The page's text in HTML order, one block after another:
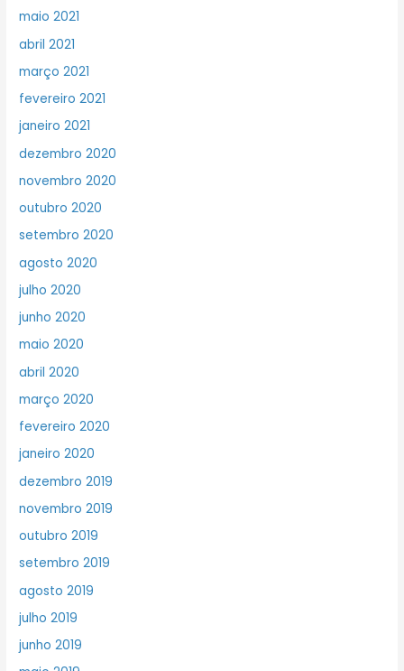
maio 2021
abril 2021
março 2021
fevereiro 2021
janeiro 2021
dezembro 2020
novembro 2020
outubro 2020
setembro 2020
agosto 2020
julho 2020
junho 2020
maio 2020
abril 2020
março 2020
fevereiro 2020
janeiro 2020
dezembro 2019
novembro 2019
outubro 2019
setembro 2019
agosto 2019
julho 2019
junho 2019